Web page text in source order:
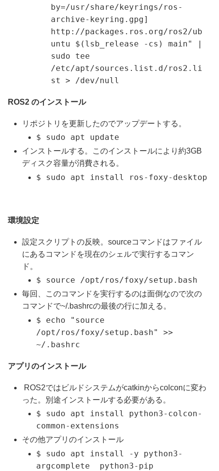
by=/usr/share/keyrings/ros-
archive-keyring.gpg]
http://packages.ros.org/ros2/ub
untu $(lsb_release -cs) main" |
sudo tee
/etc/apt/sources.list.d/ros2.li
st > /dev/null
ROS2 のインストール
リポジトリを更新したのでアップデートする。
$ sudo apt update
インストールする。このインストールにより約3GB
ディスク容量が消費される。
$ sudo apt install ros-foxy-desktop
環境設定
設定スクリプトの反映。sourceコマンドはファイル
にあるコマンドを現在のシェルで実行するコマン
ド。
$ source /opt/ros/foxy/setup.bash
毎回、このコマンドを実行するのは面倒なので次の
コマンドで~/.bashrcの最後の行に加える。
$ echo "source
/opt/ros/foxy/setup.bash" >>
~/.bashrc
アプリのインストール
ROS2ではビルドシステムがcatkinからcolconに変わ
った。別途インストールする必要がある。
$ sudo apt install python3-colcon-
common-extensions
その他アプリのインストール
$ sudo apt install -y python3-
argcomplete python3-pip